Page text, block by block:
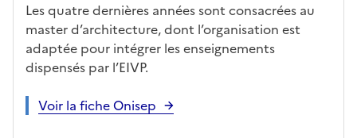
Les quatre dernières années sont consacrées au
master d’architecture, dont l’organisation est
adaptée pour intégrer les enseignements
dispensés par l’EIVP.
Voir la fiche Onisep